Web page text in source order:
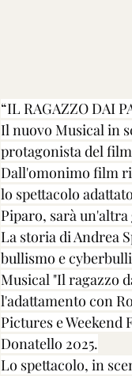
“IL RAGAZZO DAI
Il nuovo Musical in
protagonista del
Dall'omonimo film
lo spettacolo
Piparo, sarà
La storia di Andrea
bullismo e
Musical "Il ragazzo
l'adattamento con
Pictures e
Donatello 2025.
Lo spettacolo, in